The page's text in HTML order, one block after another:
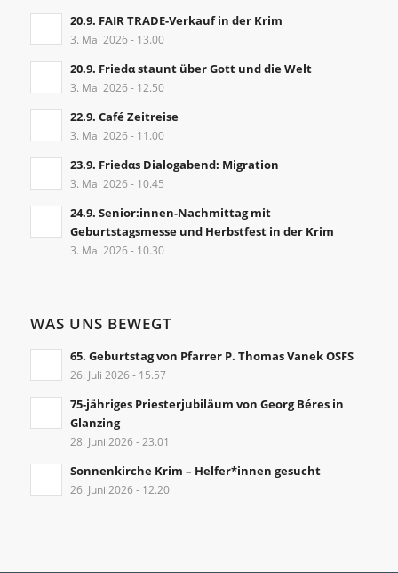
20.9. FAIR TRADE-Verkauf in der Krim
3. Mai 2026 - 13.00
20.9. Friedα staunt über Gott und die Welt
3. Mai 2026 - 12.50
22.9. Café Zeitreise
3. Mai 2026 - 11.00
23.9. Friedαs Dialogabend: Migration
3. Mai 2026 - 10.45
24.9. Senior:innen-Nachmittag mit
Geburtstagsmesse und Herbstfest in der Krim
3. Mai 2026 - 10.30
WAS UNS BEWEGT
65. Geburtstag von Pfarrer P. Thomas Vanek OSFS
26. Juli 2026 - 15.57
75-jähriges Priesterjubiläum von Georg Béres in
Glanzing
28. Juni 2026 - 23.01
Sonnenkirche Krim – Helfer*innen gesucht
26. Juni 2026 - 12.20